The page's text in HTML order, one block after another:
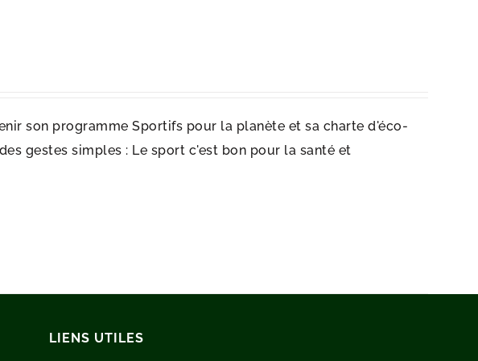
son programme Sportifs pour la planète et sa charte d'éco-
gestes simples : Le sport c'est bon pour la santé et
LIENS UTILES